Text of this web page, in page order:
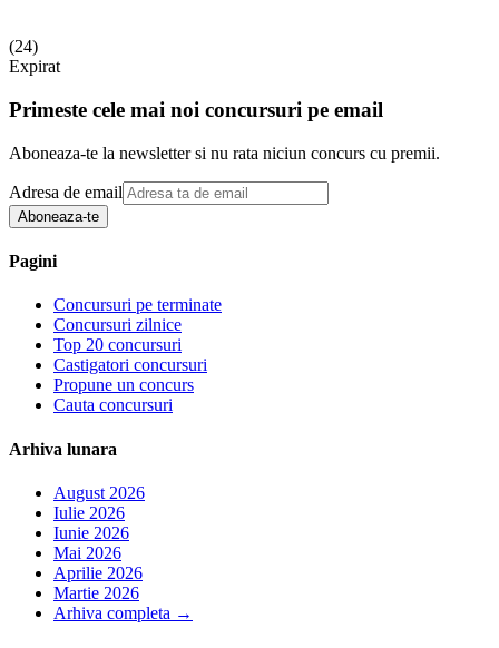
(24)
Expirat
Primeste cele mai noi concursuri pe email
Aboneaza-te la newsletter si nu rata niciun concurs cu premii.
Adresa de email
Aboneaza-te
Pagini
Concursuri pe terminate
Concursuri zilnice
Top 20 concursuri
Castigatori concursuri
Propune un concurs
Cauta concursuri
Arhiva lunara
August 2026
Iulie 2026
Iunie 2026
Mai 2026
Aprilie 2026
Martie 2026
Arhiva completa →